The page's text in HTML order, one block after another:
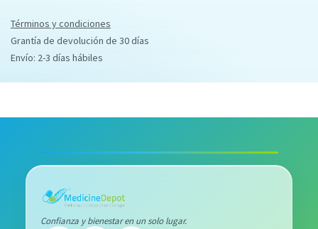
Términos y condiciones
Grantía de devolución de 30 días
Envío: 2-3 días hábiles
Confianza y bienestar en un solo lugar.